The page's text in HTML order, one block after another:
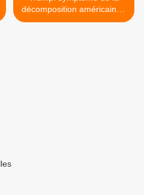
décomposition américaine -
Revue Cause Commune